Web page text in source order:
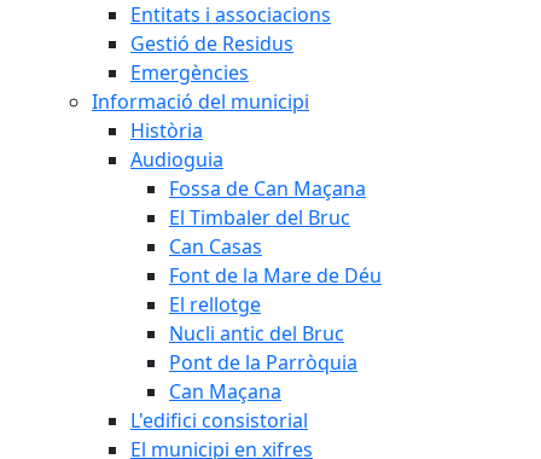
Entitats i associacions
Gestió de Residus
Emergències
Informació del municipi
Història
Audioguia
Fossa de Can Maçana
El Timbaler del Bruc
Can Casas
Font de la Mare de Déu
El rellotge
Nucli antic del Bruc
Pont de la Parròquia
Can Maçana
L'edifici consistorial
El municipi en xifres